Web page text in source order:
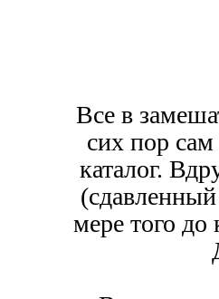
Все в
сих пор
каталог.
мере того